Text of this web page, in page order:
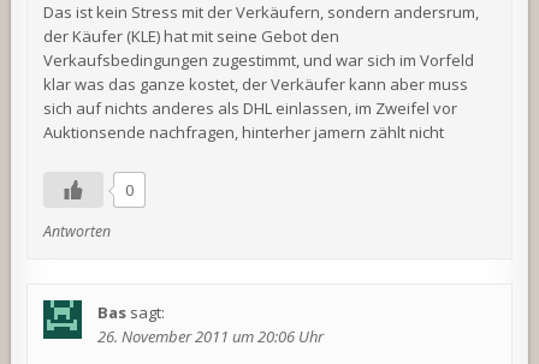
Das ist kein Stress mit der Verkäufern, sondern andersrum,
der Käufer (KLE) hat mit seine Gebot den
Verkaufsbedingungen zugestimmt, und war sich im Vorfeld
klar was das ganze kostet, der Verkäufer kann aber muss
sich auf nichts anderes als DHL einlassen, im Zweifel vor
Auktionsende nachfragen, hinterher jamern zählt nicht
0
Antworten
Bas sagt:
26. November 2011 um 20:06 Uhr